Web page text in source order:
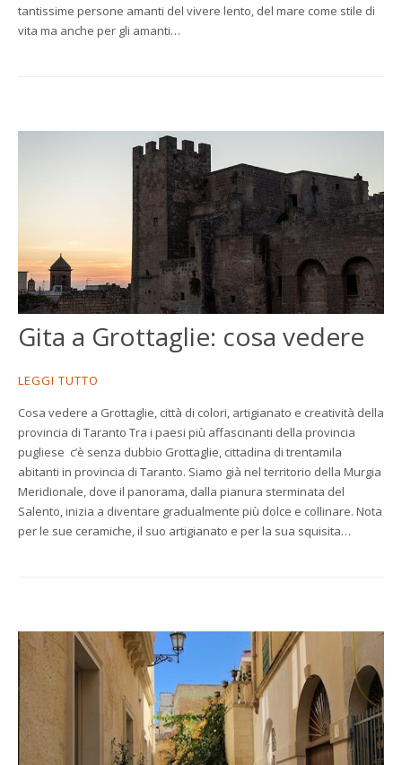
tantissime persone amanti del vivere lento, del mare come stile di
vita ma anche per gli amanti…
Gita a Grottaglie: cosa vedere
LEGGI TUTTO
Cosa vedere a Grottaglie, città di colori, artigianato e creatività della
provincia di Taranto Tra i paesi più affascinanti della provincia
pugliese c’è senza dubbio Grottaglie, cittadina di trentamila
abitanti in provincia di Taranto. Siamo già nel territorio della Murgia
Meridionale, dove il panorama, dalla pianura sterminata del
Salento, inizia a diventare gradualmente più dolce e collinare. Nota
per le sue ceramiche, il suo artigianato e per la sua squisita…